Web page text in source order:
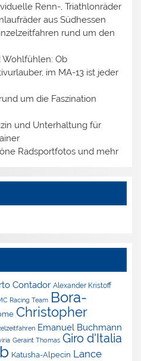
Renn-, Triathlonräder
aus Südhessen
rund um den
Ob
im MA-13 ist jeder
um die Faszination
und Unterhaltung für
Radsportfotos und mehr
Contador Alexander Kristoff
Racing Team Bora-
Christopher
Emanuel Buchmann
Geraint Thomas Giro d'Italia
Katusha-Alpecin Lance